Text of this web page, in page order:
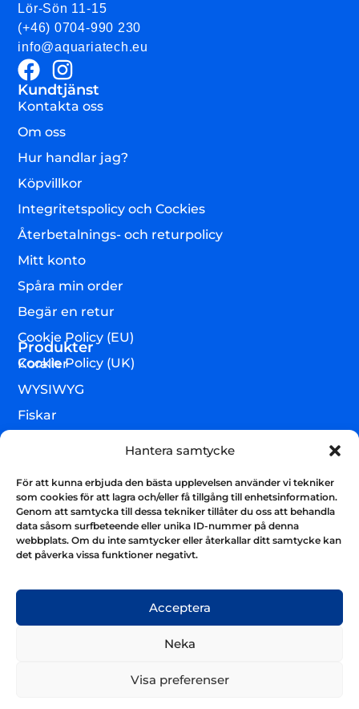
Hantera samtycke
För att kunna erbjuda den bästa upplevelsen använder vi tekniker
som cookies för att lagra och/eller få tillgång till enhetsinformation.
Genom att samtycka till dessa tekniker tillåter du oss att behandla
data såsom surfbeteende eller unika ID-nummer på denna
webbplats. Om du inte samtycker eller återkallar ditt samtycke kan
det påverka vissa funktioner negativt.
Acceptera
Neka
Visa preferenser
Lör-Sön 11-15
(+46) 0704-990 230
info@aquariatech.eu
Kundtjänst
Kontakta oss
Om oss
Hur handlar jag?
Köpvillkor
Integritetspolicy och Cockies
Återbetalnings- och returpolicy
Mitt konto
Spåra min order
Begär en retur
Cookie Policy (EU)
Cookie Policy (UK)
Produkter
Koraller
WYSIWYG
Fiskar
Teknik & utrustning
Varumärken
Akvarium & sump
Nyhetsbrev